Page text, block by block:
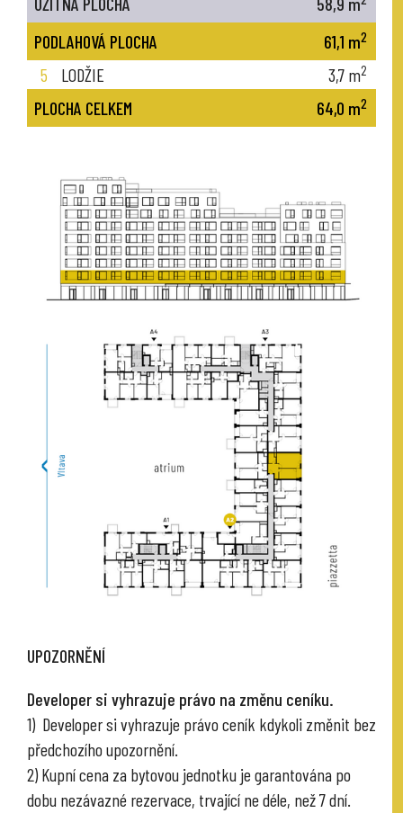
PODLAHOVÁ PLOCHA 61,1 m2
5 LODŽIE 3,7 m2
PLOCHA CELKEM 64,0 m2
UPOZORNĚNÍ
Developer si vyhrazuje právo na změnu ceníku.
1) Developer si vyhrazuje právo ceník kdykoli změnit bez
předchozího upozornění.
2) Kupní cena za bytovou jednotku je garantována po
dobu nezávazné rezervace, trvající ne déle, než 7 dní.